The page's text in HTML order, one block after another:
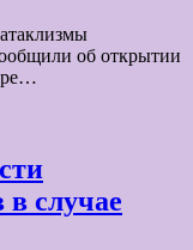
об открытии
в случае